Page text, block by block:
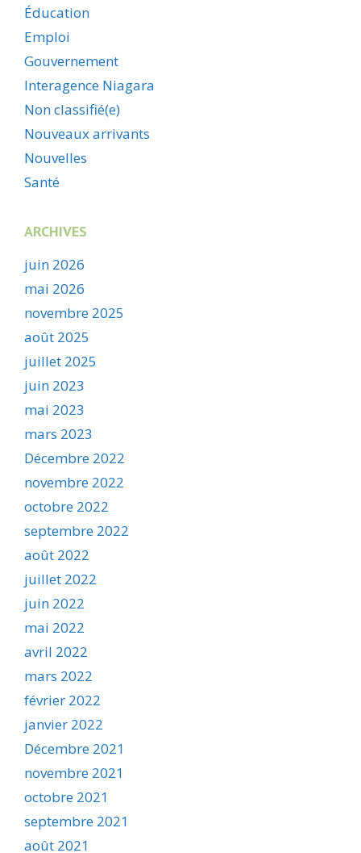
Éducation
Emploi
Gouvernement
Interagence Niagara
Non classifié(e)
Nouveaux arrivants
Nouvelles
Santé
ARCHIVES
juin 2026
mai 2026
novembre 2025
août 2025
juillet 2025
juin 2023
mai 2023
mars 2023
Décembre 2022
novembre 2022
octobre 2022
septembre 2022
août 2022
juillet 2022
juin 2022
mai 2022
avril 2022
mars 2022
février 2022
janvier 2022
Décembre 2021
novembre 2021
octobre 2021
septembre 2021
août 2021